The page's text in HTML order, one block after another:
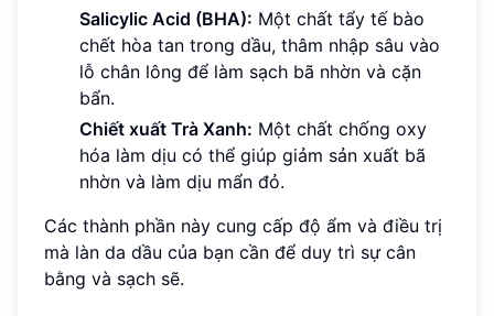
Salicylic Acid (BHA): Một chất tẩy tế bào
chết hòa tan trong dầu, thâm nhập sâu vào
lỗ chân lông để làm sạch bã nhờn và cặn
bẩn.
Chiết xuất Trà Xanh: Một chất chống oxy
hóa làm dịu có thể giúp giảm sản xuất bã
nhờn và làm dịu mẩn đỏ.
Các thành phần này cung cấp độ ẩm và điều trị
mà làn da dầu của bạn cần để duy trì sự cân
bằng và sạch sẽ.